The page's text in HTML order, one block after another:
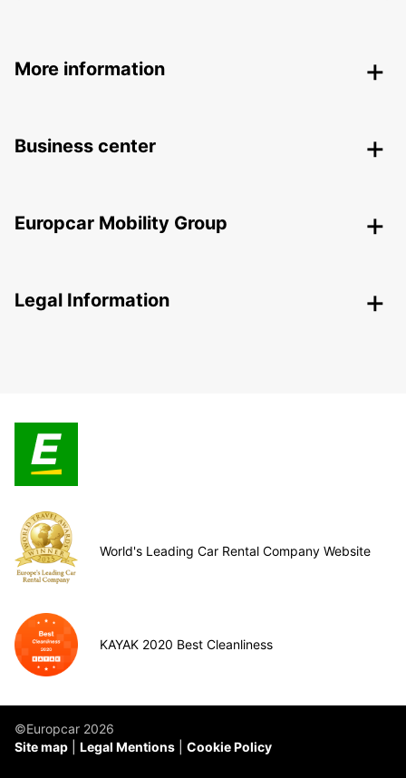
More information
Business center
Europcar Mobility Group
Legal Information
World's Leading Car Rental Company Website
KAYAK 2020 Best Cleanliness
©Europcar 2026
Site map
Legal Mentions Cookie Policy